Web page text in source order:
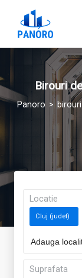
Birouri
Panoro
Locatie
Cluj (judet)
Suprafata